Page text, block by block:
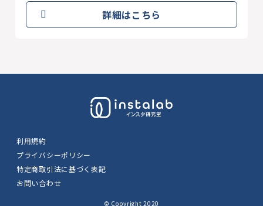
詳細はこちら
利用規約
プライバシーポリシー
特定商取引法に基づく表記
お問い合わせ
© Copyright 2020